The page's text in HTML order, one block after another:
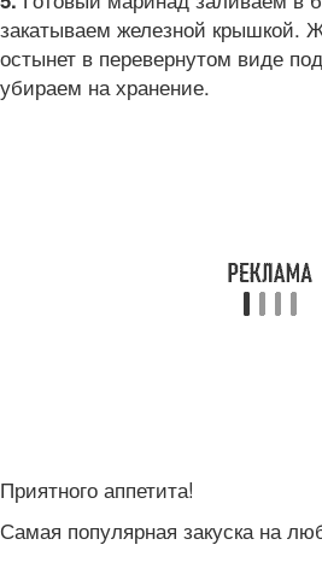
закатываем железной крышкой.
остынет в перевернутом виде
убираем на хранение.
Приятного аппетита!
Самая популярная закуска на